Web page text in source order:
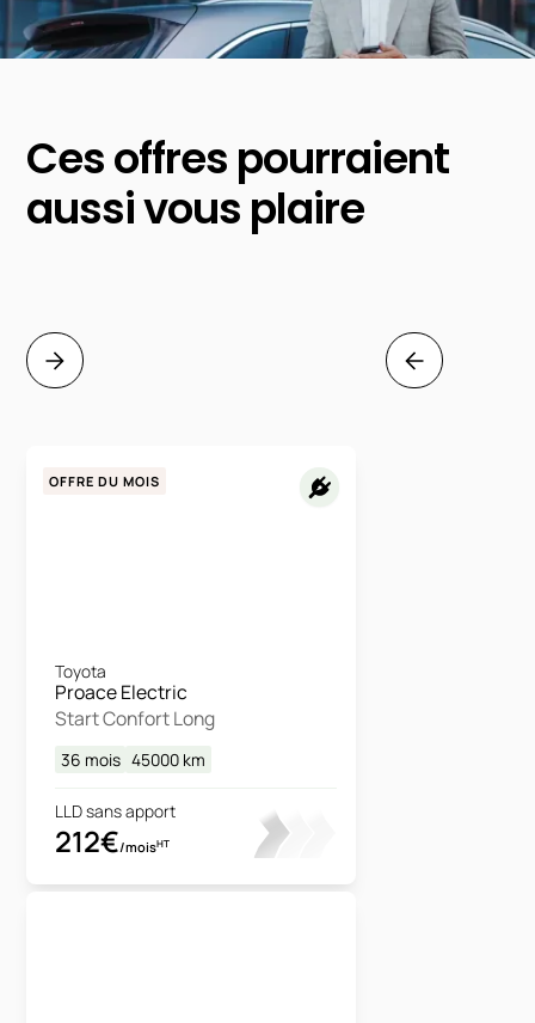
Ces offres pourraient
aussi vous plaire
Toyota
Proace Electric
Start Confort Long
36 mois 45000 km
LLD sans apport
212€/moisHT
OFFRE DU MOIS